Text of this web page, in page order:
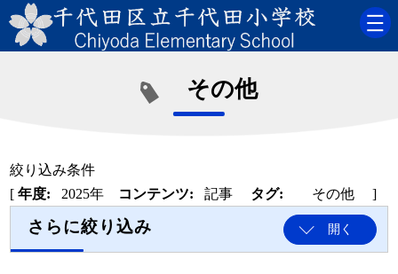
その他
絞り込み条件
[年度: 2025年 コンテンツ: 記事 タグ: その他 ]
さらに絞り込み 開く